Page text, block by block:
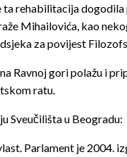
rehabilitacija
Mihailovića, kao
za povijest
Ravnoj gori polažu i
ratu.
Sveučilišta u Beogradu:
Parlament je 2004.